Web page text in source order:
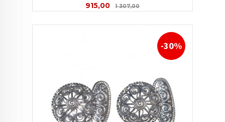
Tilbud
915,00 1 307,00Rabatt
-30%